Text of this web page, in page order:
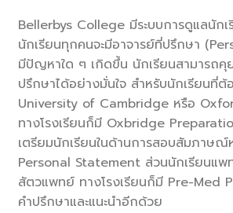
Bellerbys College มีระบบการดูแลนักเ
นักเรียนทุกคนจะมีอาจารย์ที่ปรึกษา
มีปัญหาใด ๆ เกิดขึ้น นักเรียนสามารถคุ
ปรึกษาได้อย่างมั่นใจ สำหรับนักเรียนที่ต้
University of Cambridge หรือ
ทางโรงเรียนก็มี Oxbridge
เตรียมนักเรียนในด้านการสอบสัมภาษณ์
Personal Statement ส่วนนักเรียนแ
สัตวแพทย์ ทางโรงเรียนก็มี Pre-Med
คำปรึกษาและแนะนำอีกด้วย